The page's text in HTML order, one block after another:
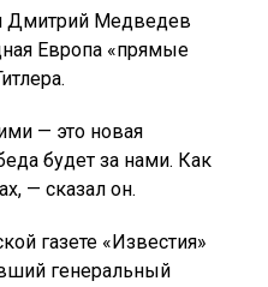
Дмитрий Медведев
Европа «прямые
— это новая
будет за нами. Как
— сказал он.
газете «Известия»
генеральный